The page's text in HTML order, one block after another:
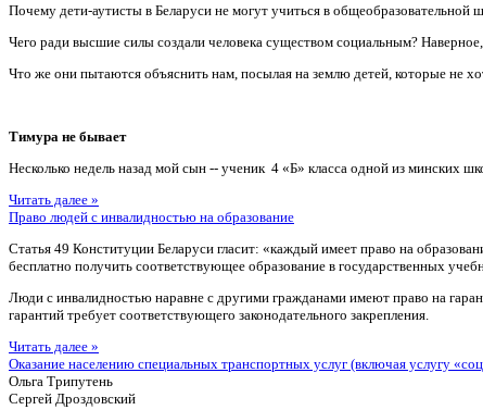
Почему дети-аутисты в Беларуси не могут учиться в общеобразовательной
Чего ради высшие силы создали человека существом социальным?
Что же они пытаются объяснить нам, посылая на землю детей, которые не
Тимура не бывает
Несколько недель назад мой сын -- ученик 4 «Б» класса одной из минских
Читать далее »
Право людей с инвалидностью на образование
Статья 49 Конституции Беларуси гласит: «каждый имеет право на
бесплатно получить соответствующее образование в государственных
Люди с инвалидностью наравне с другими гражданами имеют право на
гарантий требует соответствующего законодательного закрепления.
Читать далее »
Оказание населению специальных транспортных услуг (включая услугу
Ольга Трипутень
Сергей Дроздовский